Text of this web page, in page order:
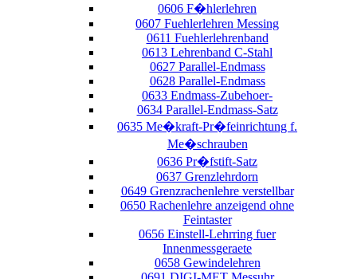
0606 F�hlerlehren
0607 Fuehlerlehren Messing
0611 Fuehlerlehrenband
0613 Lehrenband C-Stahl
0627 Parallel-Endmass
0628 Parallel-Endmass
0633 Endmass-Zubehoer-
0634 Parallel-Endmass-Satz
0635 Me�kraft-Pr�feinrichtung f.
Me�schrauben
0636 Pr�fstift-Satz
0637 Grenzlehrdorn
0649 Grenzrachenlehre verstellbar
0650 Rachenlehre anzeigend ohne
Feintaster
0656 Einstell-Lehrring fuer
Innenmessgeraete
0658 Gewindelehren